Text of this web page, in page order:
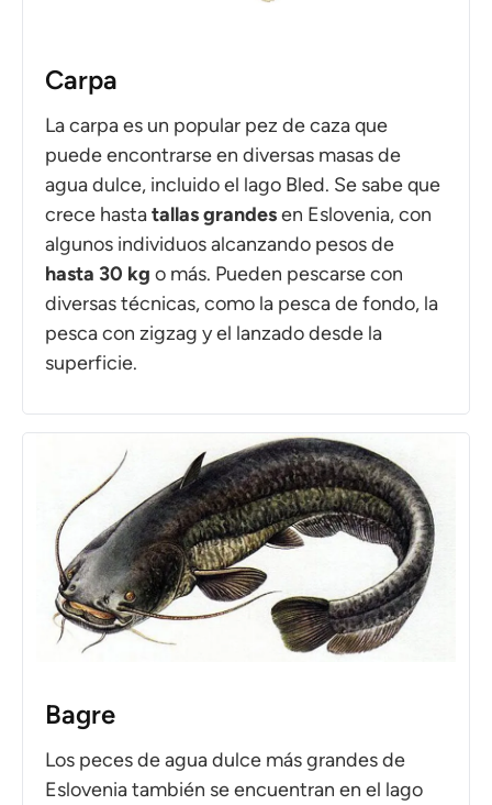
Carpa
La carpa es un popular pez de caza que
puede encontrarse en diversas masas de
agua dulce, incluido el lago Bled. Se sabe que
crece hastatallas grandesen Eslovenia, con
algunos individuos alcanzando pesos de
hasta 30 kg o más. Pueden pescarse con
diversas técnicas, como la pesca de fondo, la
pesca con zigzag y el lanzado desde la
superficie.
Bagre
Los peces de agua dulce más grandes de
Eslovenia también se encuentran en el lago